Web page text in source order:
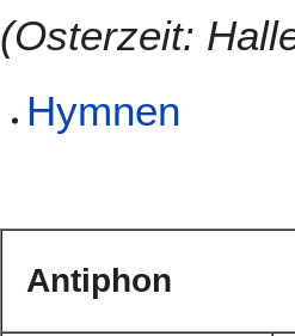
(Osterzeit:
Hymnen
Antiphon